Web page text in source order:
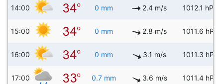
14:00 0 mm 2.4 m/s 1012.1 hPa
15:00 0 mm 2.8 m/s 1011.6 hPa
16:00 0 mm 3.1 m/s 1011.3 hPa
17:00 0.7 mm 3.6 m/s 1011.4 hPa